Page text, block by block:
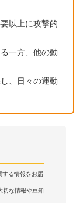
以上に攻撃的
一方、他の動
、日々の運動
る情報をお届
切な情報や豆知